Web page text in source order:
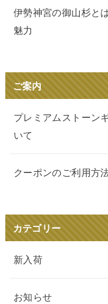
伊勢神宮の御山杉と
魅力
ご案内
プレミアムストーン
いて
クーポンのご利用方
カテゴリー
新入荷
お知らせ